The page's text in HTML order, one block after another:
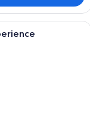
cama hipoalergénica y